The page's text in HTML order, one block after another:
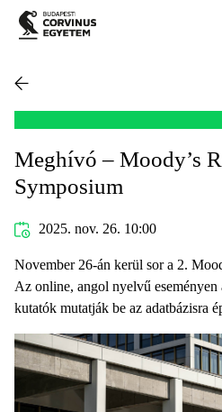
Meghívó – Moody’s
Symposium
2025. nov. 26. 10:00
November 26-án kerül sor a 2.
Az online, angol nyelvű eseményen
kutatók mutatják be az adatbázisra